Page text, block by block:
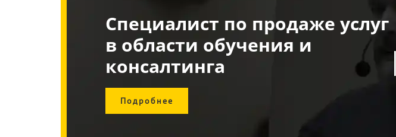
Специалист по продаже услуг
в области обучения и
консалтинга
Подробнее